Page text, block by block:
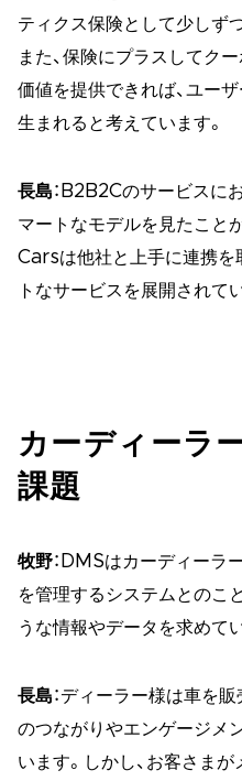
ティクス保険として少しず
また、保険にプラスしてク
価値を提供できれば、ユー
生まれると考えています。
長島：B2B2Cのサービスに
マートなモデルを見たこ
Carsは他社と上手に連携を
トなサービスを展開されて
カーディーラ
課題
牧野：DMSはカーディーラ
を管理するシステムとのこ
うな情報やデータを求めて
長島：ディーラー様は車を
のつながりやエンゲージメ
います。しかし、お客さま